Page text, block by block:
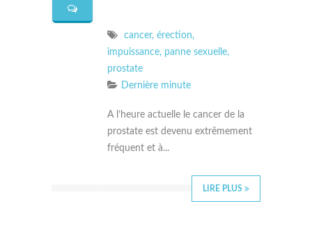
cancer, érection,
impuissance, panne sexuelle,
prostate
Dernière minute
A l’heure actuelle le cancer de la
prostate est devenu extrêmement
fréquent et à...
LIRE PLUS